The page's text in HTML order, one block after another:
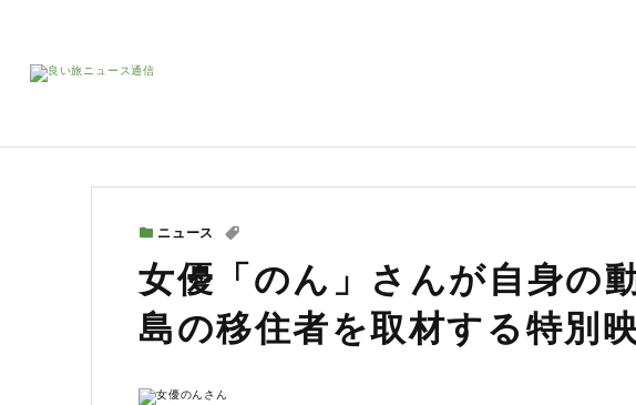
ニュース
女優「のん」さんが自身の
島の移住者を取材する特別